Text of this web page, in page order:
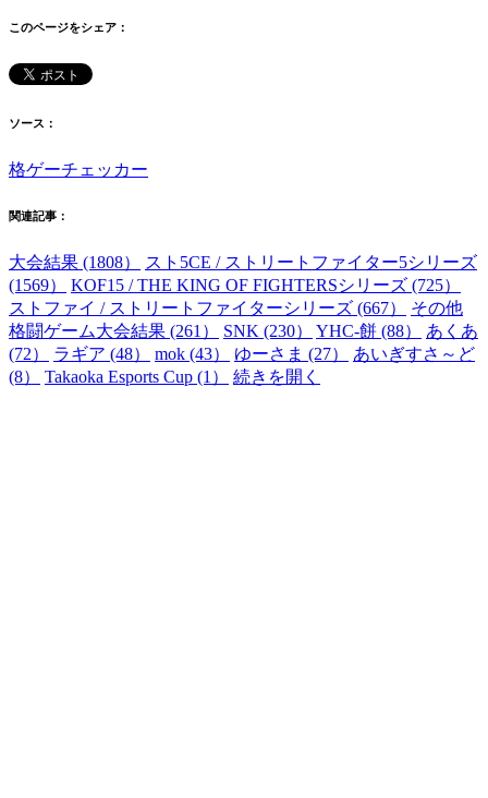
このページをシェア：
ソース：
格ゲーチェッカー
関連記事：
大会結果 (1808）
スト5CE / ストリートファイター5シリーズ
(1569）
KOF15 / THE KING OF FIGHTERSシリーズ (725）
ストファイ / ストリートファイターシリーズ (667）
その他
格闘ゲーム大会結果 (261）
SNK (230） YHC-餅 (88）
あくあ
(72）
ラギア (48） mok (43） ゆーさま (27）
あいぎすさ～ど
(8）
Takaoka Esports Cup (1） 続きを開く